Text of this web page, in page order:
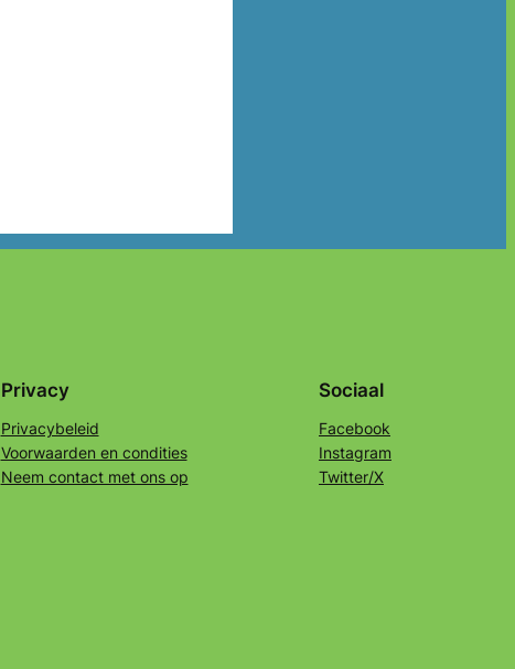
Privacy
Privacybeleid
Voorwaarden en condities
Neem contact met ons op
Sociaal
Facebook
Instagram
Twitter/X